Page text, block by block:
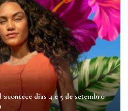
acontece dias 4 e 5 de setembro